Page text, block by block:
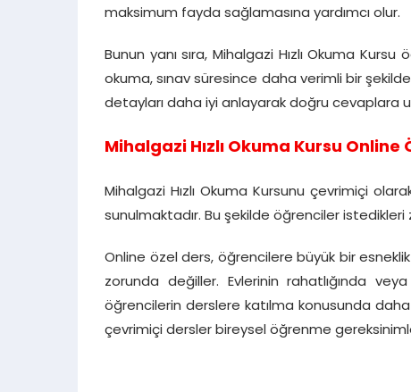
maksimum fayda sağlamasına yardımcı olur.
Bunun yanı sıra, Mihalgazi Hızlı Okuma
okuma, sınav süresince daha verimli bir
detayları daha iyi anlayarak doğru cevaplara
Mihalgazi Hızlı Okuma Kursu Online
Mihalgazi Hızlı Okuma Kursunu çevrimiçi
sunulmaktadır. Bu şekilde öğrenciler
Online özel ders, öğrencilere büyük bir
zorunda değiller. Evlerinin rahatlığında
öğrencilerin derslere katılma konusunda daha
çevrimiçi dersler bireysel öğrenme